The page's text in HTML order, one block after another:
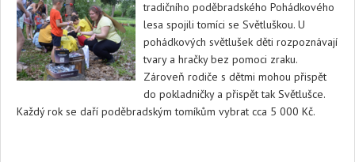
tradičního poděbradského Pohádkového
lesa spojili tomíci se Světluškou. U
pohádkových světlušek děti rozpoznávají
tvary a hračky bez pomoci zraku.
Zároveň rodiče s dětmi mohou přispět
do pokladničky a přispět tak Světlušce.
Každý rok se daří poděbradským tomíkům vybrat cca 5 000 Kč.